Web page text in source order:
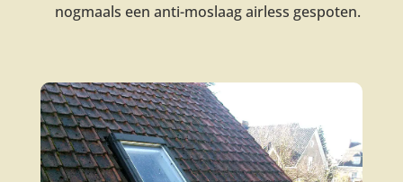
nogmaals een anti-moslaag airless gespoten.